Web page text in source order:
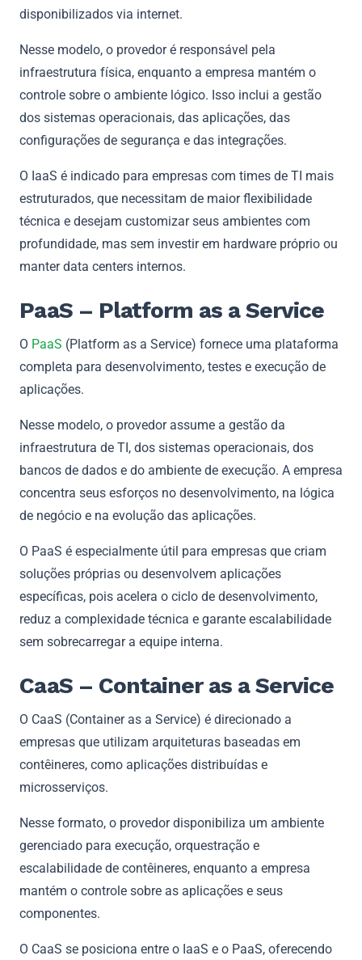
disponibilizados via internet.
Nesse modelo, o provedor é responsável pela
infraestrutura física, enquanto a empresa mantém o
controle sobre o ambiente lógico. Isso inclui a gestão
dos sistemas operacionais, das aplicações, das
configurações de segurança e das integrações.
O IaaS é indicado para empresas com times de TI mais
estruturados, que necessitam de maior flexibilidade
técnica e desejam customizar seus ambientes com
profundidade, mas sem investir em hardware próprio ou
manter data centers internos.
PaaS – Platform as a Service
O PaaS (Platform as a Service) fornece uma plataforma
completa para desenvolvimento, testes e execução de
aplicações.
Nesse modelo, o provedor assume a gestão da
infraestrutura de TI, dos sistemas operacionais, dos
bancos de dados e do ambiente de execução. A empresa
concentra seus esforços no desenvolvimento, na lógica
de negócio e na evolução das aplicações.
O PaaS é especialmente útil para empresas que criam
soluções próprias ou desenvolvem aplicações
específicas, pois acelera o ciclo de desenvolvimento,
reduz a complexidade técnica e garante escalabilidade
sem sobrecarregar a equipe interna.
CaaS – Container as a Service
O CaaS (Container as a Service) é direcionado a
empresas que utilizam arquiteturas baseadas em
contêineres, como aplicações distribuídas e
microsserviços.
Nesse formato, o provedor disponibiliza um ambiente
gerenciado para execução, orquestração e
escalabilidade de contêineres, enquanto a empresa
mantém o controle sobre as aplicações e seus
componentes.
O CaaS se posiciona entre o IaaS e o PaaS, oferecendo